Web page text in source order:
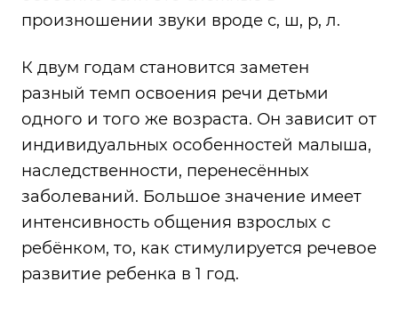
произношении звуки вроде с, ш, р, л.
К двум годам становится заметен
разный темп освоения речи детьми
одного и того же возраста. Он зависит от
индивидуальных особенностей малыша,
наследственности, перенесённых
заболеваний. Большое значение имеет
интенсивность общения взрослых с
ребёнком, то, как стимулируется речевое
развитие ребенка в 1 год.